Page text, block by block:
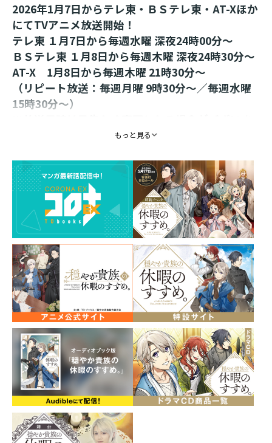
2026年1月7日からテレ東・ＢＳテレ東・AT-Xほか
にてTVアニメ放送開始！
テレ東 １月7日から毎週水曜 深夜24時00分～
ＢＳテレ東 １月8日から毎週木曜 深夜24時30分～
AT-X 1月8日から毎週木曜 21時30分～
（リピート放送：毎週月曜 9時30分～／毎週水曜
15時30分～）
原作小説21巻＆コミックス15巻同月発売記念！
同時購入特典【ショートショート付きイラストペーパ
ー】をプレゼント！
2026年4月に刊行の
『【4/10発売】穏やか貴族の休暇のすすめ。21』と
『【4/10発売】穏やか貴族の休暇のすすめ。＠COMIC 第
15巻（コロナ・コミックス）』の
２冊セットをご購入いただいたお客様全員に『ショート
ショート付きイラストペーパー（2枚）』をプレゼン
ト！
※原作小説21巻とコミックス15巻を含むすべてのセット
商品が対象です。
※同時購入特典はポストカードサイズです。
※１セットにつき２種類のイラストペーパーが付き、さ
んど先生・百地先生がそれぞれ１枚ずつご用意していま
す。裏面にはショートショートが書かれています。（そ
れぞれ内容は異なります。）
もっと見る